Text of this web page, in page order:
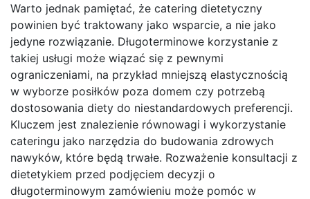
Warto jednak pamiętać, że catering dietetyczny
powinien być traktowany jako wsparcie, a nie jako
jedyne rozwiązanie. Długoterminowe korzystanie z
takiej usługi może wiązać się z pewnymi
ograniczeniami, na przykład mniejszą elastycznością
w wyborze posiłków poza domem czy potrzebą
dostosowania diety do niestandardowych preferencji.
Kluczem jest znalezienie równowagi i wykorzystanie
cateringu jako narzędzia do budowania zdrowych
nawyków, które będą trwałe. Rozważenie konsultacji z
dietetykiem przed podjęciem decyzji o
długoterminowym zamówieniu może pomóc w